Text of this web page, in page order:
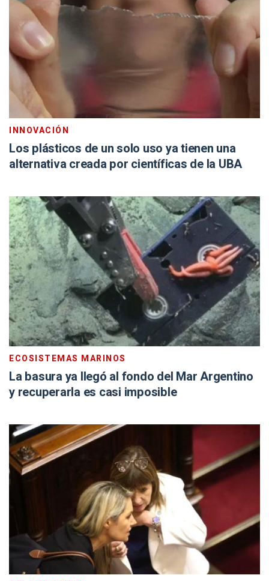
INNOVACIÓN
Los plásticos de un solo uso ya tienen una
alternativa creada por científicas de la UBA
ECOSISTEMAS MARINOS
La basura ya llegó al fondo del Mar Argentino
y recuperarla es casi imposible